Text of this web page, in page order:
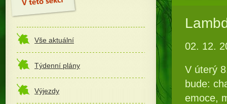
Vše aktuální
Týdenní plány
Výjezdy
02. 12.
V úterý
bude:
emoce,